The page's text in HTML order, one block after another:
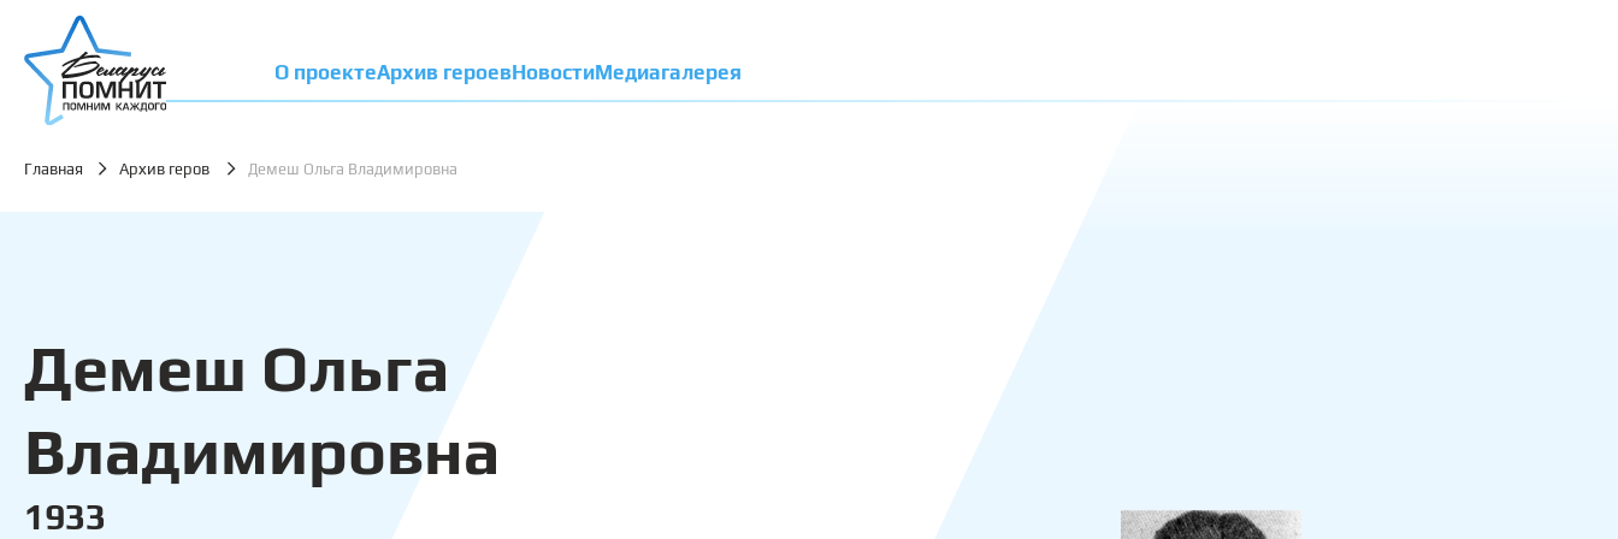
О проектеАрхив героевНовостиМедиагалерея
Главная Архив геров Демеш Ольга Владимировна
Демеш Ольга
Владимировна
1933